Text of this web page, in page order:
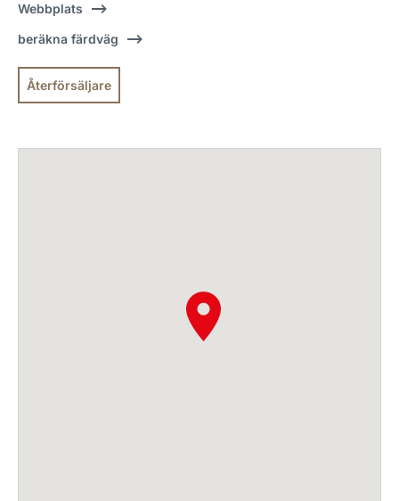
Webbplats
beräkna färdväg
Återförsäljare